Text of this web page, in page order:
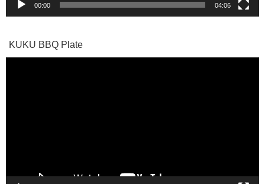
00:00 04:06
KUKU BBQ Plate